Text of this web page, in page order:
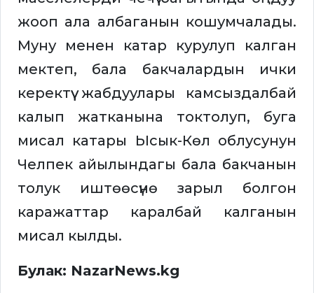
жооп ала албаганын кошумчалады.
Муну менен катар курулуп калган
мектеп, бала бакчалардын ички
керектүү жабдуулары камсыздалбай
калып жатканына токтолуп, буга
мисал катары Ысык-Көл облусунун
Челпек айылындагы бала бакчанын
толук иштөөсүнө зарыл болгон
каражаттар каралбай калганын
мисал кылды.
Булак: NazarNews.kg